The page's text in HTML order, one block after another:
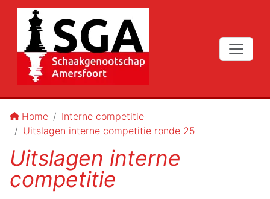
Home
Interne competitie
Uitslagen interne competitie ronde 25
Uitslagen interne
competitie